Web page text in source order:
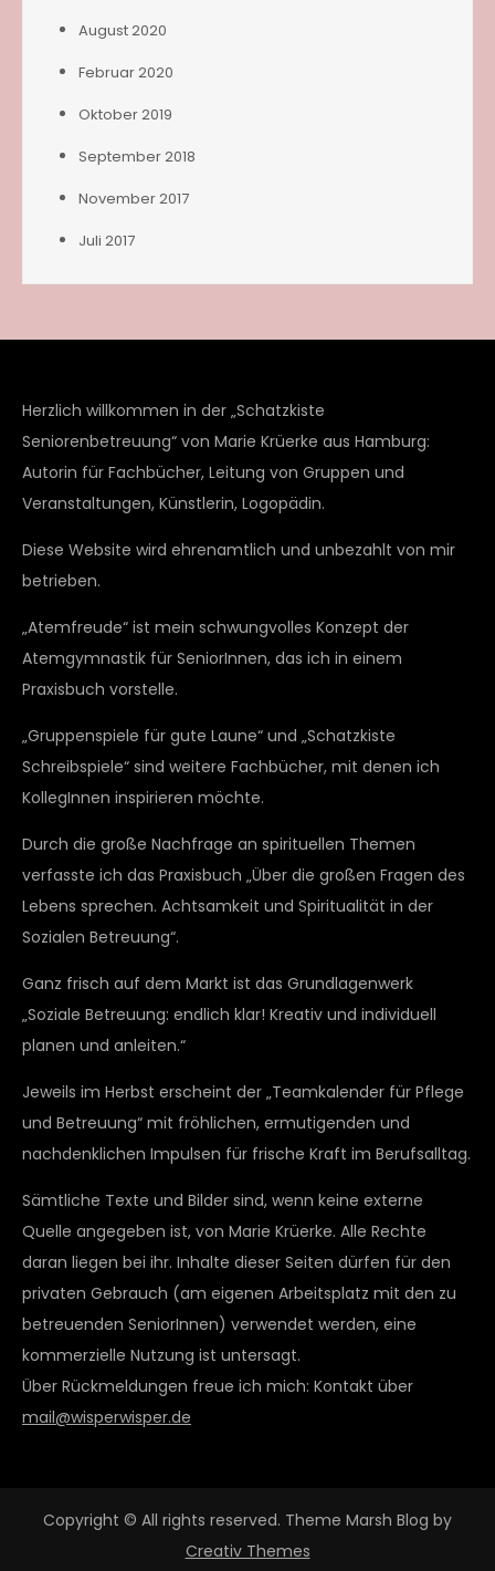
August 2020
Februar 2020
Oktober 2019
September 2018
November 2017
Juli 2017
Herzlich willkommen in der „Schatzkiste
Seniorenbetreuung“ von Marie Krüerke aus Hamburg:
Autorin für Fachbücher, Leitung von Gruppen und
Veranstaltungen, Künstlerin, Logopädin.
Diese Website wird ehrenamtlich und unbezahlt von mir
betrieben.
„Atemfreude“ ist mein schwungvolles Konzept der
Atemgymnastik für SeniorInnen, das ich in einem
Praxisbuch vorstelle.
„Gruppenspiele für gute Laune“ und „Schatzkiste
Schreibspiele“ sind weitere Fachbücher, mit denen ich
KollegInnen inspirieren möchte.
Durch die große Nachfrage an spirituellen Themen
verfasste ich das Praxisbuch „Über die großen Fragen des
Lebens sprechen. Achtsamkeit und Spiritualität in der
Sozialen Betreuung“.
Ganz frisch auf dem Markt ist das Grundlagenwerk
„Soziale Betreuung: endlich klar! Kreativ und individuell
planen und anleiten.“
Jeweils im Herbst erscheint der „Teamkalender für Pflege
und Betreuung“ mit fröhlichen, ermutigenden und
nachdenklichen Impulsen für frische Kraft im Berufsalltag.
Sämtliche Texte und Bilder sind, wenn keine externe
Quelle angegeben ist, von Marie Krüerke. Alle Rechte
daran liegen bei ihr. Inhalte dieser Seiten dürfen für den
privaten Gebrauch (am eigenen Arbeitsplatz mit den zu
betreuenden SeniorInnen) verwendet werden, eine
kommerzielle Nutzung ist untersagt.
Über Rückmeldungen freue ich mich: Kontakt über
mail@wisperwisper.de
Copyright © All rights reserved. Theme Marsh Blog by
Creativ Themes